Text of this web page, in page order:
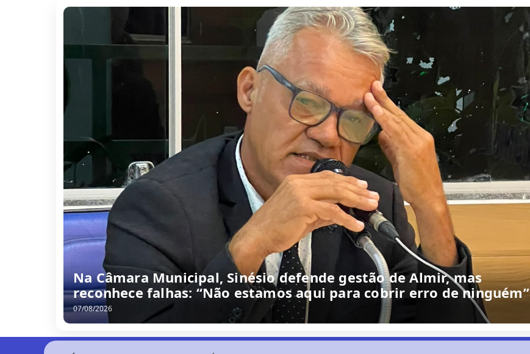
Na Câmara Municipal, Sinésio defende gestão de Almir, mas
reconhece falhas: “Não estamos aqui para cobrir erro de ninguém”
07/08/2026